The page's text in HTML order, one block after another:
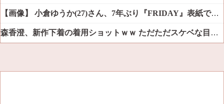
【画像】 小倉ゆうか(27)さん、7年ぶり『FRIDAY』表紙で神ボディ大解放
森香澄、新作下着の着用ショットｗｗ ただただスケベな目でしか見れんだろ！！